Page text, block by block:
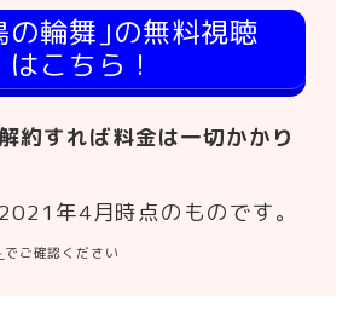
の輪舞｣の無料視聴
はこちら！
約すれば料金は一切かかり
年4月時点のものです。
でご確認ください